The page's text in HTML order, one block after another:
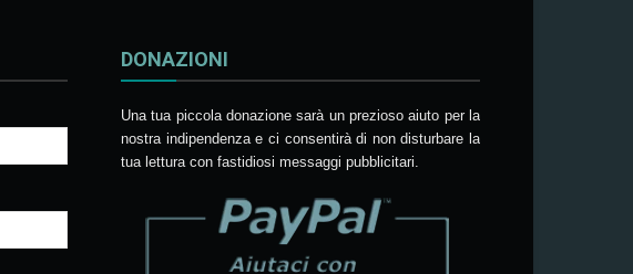
DONAZIONI
Una tua piccola donazione sarà un prezioso aiuto per la
nostra indipendenza e ci consentirà di non disturbare la
tua lettura con fastidiosi messaggi pubblicitari.